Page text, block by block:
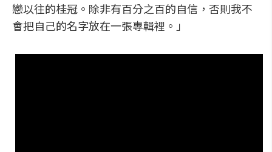
戀以往的桂冠。除非有百分之百的自信，否則我不
會把自己的名字放在一張專輯裡。」